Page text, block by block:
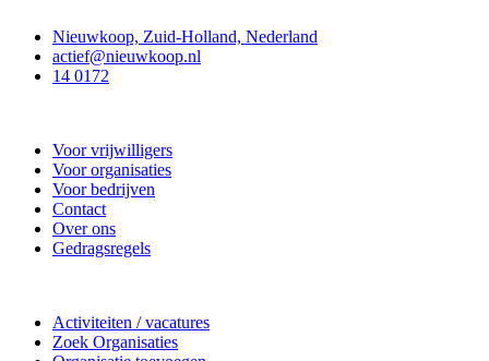
Nieuwkoop, Zuid-Holland, Nederland
actief@nieuwkoop.nl
14 0172
Voor vrijwilligers
Voor organisaties
Voor bedrijven
Contact
Over ons
Gedragsregels
Activiteiten / vacatures
Zoek Organisaties